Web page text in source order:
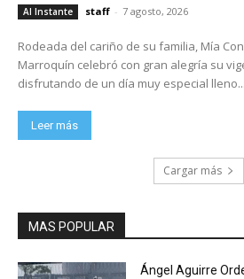
Al Instante staff - 7 agosto, 2026
Rodeada del cariño de su familia, Mía
Marroquín celebró con gran alegría su
disfrutando de un día muy especial lleno...
Leer más
Cargar más
MAS POPULAR
Ángel Aguirre